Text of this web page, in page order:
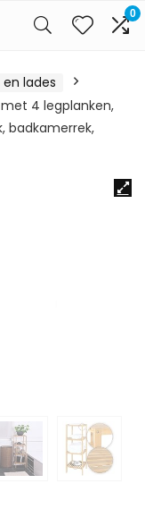
0
en lades
4 legplanken,
badkamerrek,